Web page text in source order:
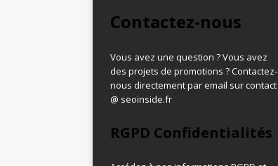
Contactez-nous
Vous avez une question ? Vous avez
des projets de promotions ? Contactez-
nous directement par email sur contact
@ seoinside.fr
RGPD Confidentialités